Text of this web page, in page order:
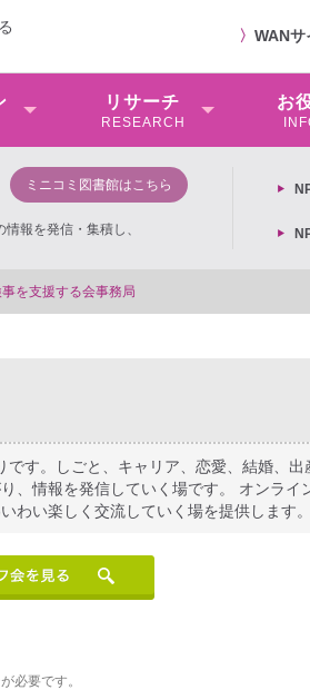
〉 WANサ
リサーチ
RESEARCH
お
ミニコミ図書館はこちら
報を発信・集積し、
【抗議文】2026年3月13日第6次男女
す。しごと、キャリア、恋愛、結婚、出
、情報を発信していく場です。 オンライ
わい楽しく交流していく場を提供します。
必要です。